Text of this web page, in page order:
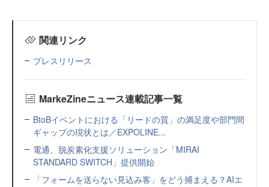
関連リンク
プレスリリース
MarkeZineニュース連載記事一覧
BtoBイベントにおける「リードの質」の満足度や部門間
ギャップの現状とは／EXPOLINE...
電通、脱炭素化支援ソリューション「MIRAI
STANDARD SWITCH」提供開始
「フォームを送らない見込み客」をどう捕まえる？AIエ